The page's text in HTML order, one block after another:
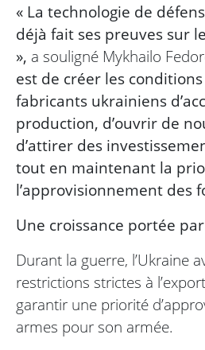
« La technologie de
déjà fait ses preuves sur
», a souligné Mykhailo
est de créer les
fabricants ukrainiens
production, d’ouvrir de
d’attirer des
tout en maintenant la
l’approvisionnement des
Une croissance portée
Durant la guerre, l’Ukraine
restrictions strictes à
garantir une priorité
armes pour son armée.